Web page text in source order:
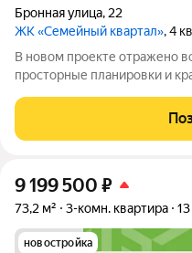
Бронная улица, 22
ЖК «Семейный квартал», 4
В новом проекте отражено
просторные планировки и
уютная придомовая
а также приятная
9 199 500 ₽
73,2 м² 3-комн. квартира 13
новостройка